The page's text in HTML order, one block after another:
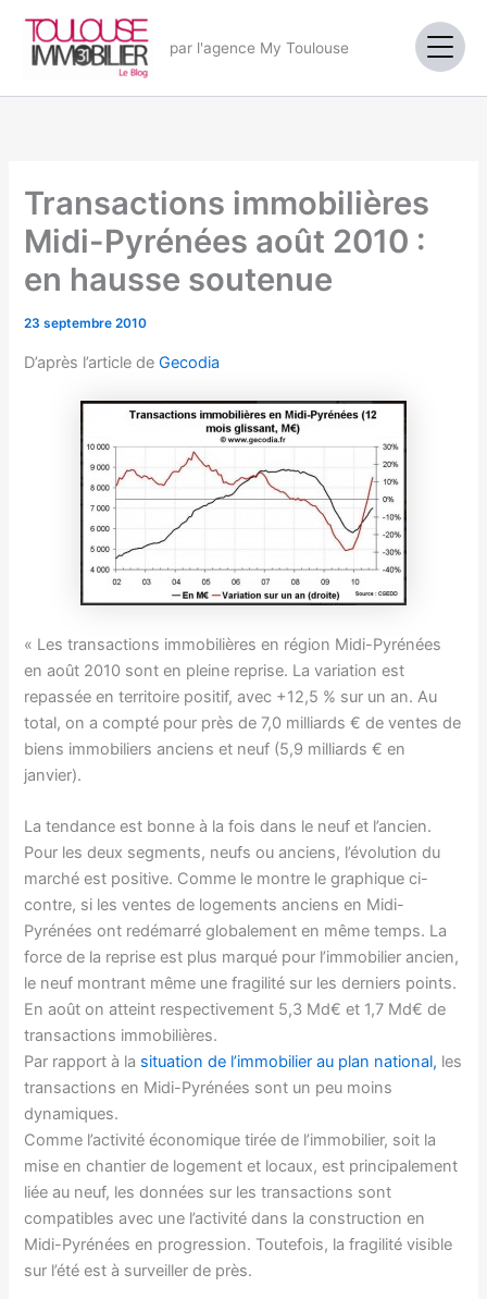
contenu
par l'agence My Toulouse
Transactions immobilières
Midi-Pyrénées août 2010 :
en hausse soutenue
23 septembre 2010
D’après l’article deGecodia
« Les transactions immobilières en région Midi-Pyrénées
en août 2010 sont en pleine reprise. La variation est
repassée en territoire positif, avec +12,5 % sur un an. Au
total, on a compté pour près de 7,0 milliards € de ventes de
biens immobiliers anciens et neuf (5,9 milliards € en
janvier).
La tendance est bonne à la fois dans le neuf et l’ancien.
Pour les deux segments, neufs ou anciens, l’évolution du
marché est positive. Comme le montre le graphique ci-
contre, si les ventes de logements anciens en Midi-
Pyrénées ont redémarré globalement en même temps. La
force de la reprise est plus marqué pour l’immobilier ancien,
le neuf montrant même une fragilité sur les derniers points.
En août on atteint respectivement 5,3 Md€ et 1,7 Md€ de
transactions immobilières.
Par rapport à la situation de l’immobilier au plan national, les
transactions en Midi-Pyrénées sont un peu moins
dynamiques.
Comme l’activité économique tirée de l’immobilier, soit la
mise en chantier de logement et locaux, est principalement
liée au neuf, les données sur les transactions sont
compatibles avec une l’activité dans la construction en
Midi-Pyrénées en progression. Toutefois, la fragilité visible
sur l’été est à surveiller de près.